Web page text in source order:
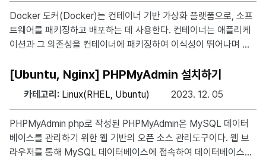
5.0.0을 적용한 예제는 아래와 같다. client dev tun proto tcp re
mote [OPENVPN_SERVER_IP]
Docker 도커(Docker)는 컨테이너 기반 가상화 플랫폼으로, 소프
트웨어를 패키징하고 배포하는 데 사용한다. 컨테이너는 애플리케
이션과 그 의존성을 컨테이너에 패키징하여 이식성이 뛰어나며 환
술을 쉽게 사용할 수 있도록 도와주는 도구와 플랫폼을 일컽는다. ※
본 게시글은 Ubuntu 24.04 LTS 버전을 기준으로 작성되었습니
cker 패키지를 배포하는데, 이러한 패키지를 제거해야만 공식 버전
의 Docker Engine을 설치할 수 있다. for pkg in docker.io dock
er-doc
[Ubuntu, Nginx] PHPMyAdmin 설치하기
카테고리: Linux(RHEL, Ubuntu) 2023. 12. 05
PHPMyAdmin php로 작성된 PHPMyAdmin은 MySQL 데이터
베이스를 관리하기 위한 웹 기반의 오픈 소스 관리도구이다. 웹 브
라우저를 통해 MySQL 데이터베이스에 접속하여 데이터베이스를